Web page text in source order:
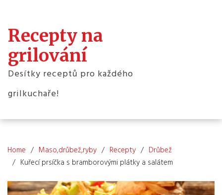
content
Recepty na
grilování
Desítky receptů pro každého
grilkuchaře!
Home Maso,drůbež,ryby Recepty
Drůbež
Kuřecí prsíčka s bramborovými plátky a salátem